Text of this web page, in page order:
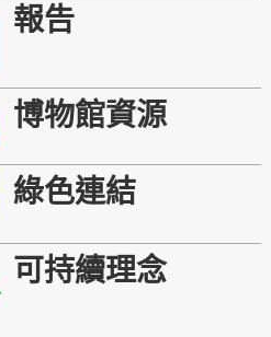
報告
博物館資源
綠色連結
可持續理念